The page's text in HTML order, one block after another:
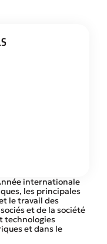
internationale
les principales
le travail des
et de la société
technologies
et dans le